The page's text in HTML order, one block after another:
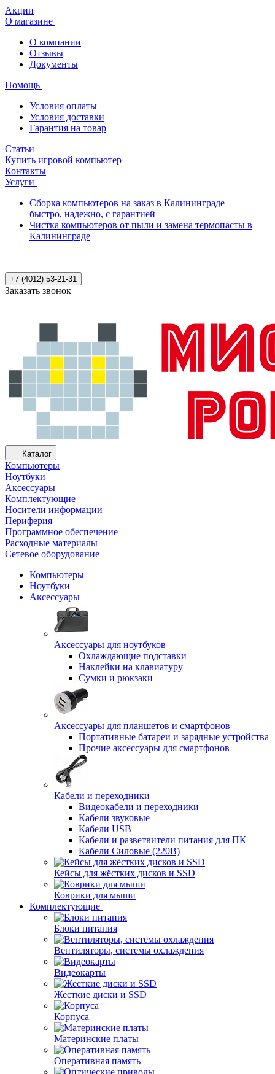
Акции
О магазине
О компании
Отзывы
Документы
Помощь
Условия оплаты
Условия доставки
Гарантия на товар
Статьи
Купить игровой компьютер
Контакты
Услуги
Сборка компьютеров на заказ в Калининграде —
быстро, надежно, с гарантией
Чистка компьютеров от пыли и замена термопасты в
Калининграде
+7 (4012) 53-21-31
Заказать звонок
Каталог
Компьютеры
Ноутбуки
Аксессуары
Комплектующие
Носители информации
Периферия
Программное обеспечение
Расходные материалы
Сетевое оборудование
Компьютеры
Ноутбуки
Аксессуары
Аксессуары для ноутбуков
Охлаждающие подставки
Наклейки на клавиатуру
Сумки и рюкзаки
Аксессуары для планшетов и смартфонов
Портативные батареи и зарядные устройства
Прочие аксессуары для смартфонов
Кабели и переходники
Видеокабели и переходники
Кабели звуковые
Кабели USB
Кабели и разветвители питания для ПК
Кабели Силовые (220В)
Кейсы для жёстких дисков и SSD
Коврики для мыши
Комплектующие
Блоки питания
Вентиляторы, системы охлаждения
Видеокарты
Жёсткие диски и SSD
Корпуса
Материнские платы
Оперативная память